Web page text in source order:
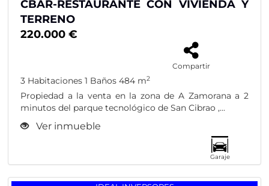
CBAR-RESTAURANTE CON VIVIENDA Y
TERRENO
220.000 €
Compartir
3 Habitaciones 1 Baños 484 m2
Propiedad a la venta en la zona de A Zamorana a 2
minutos del parque tecnológico de San Cibrao ,...
Ver inmueble
Garaje